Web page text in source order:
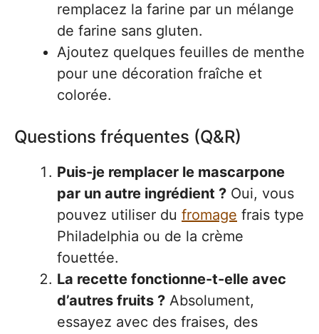
remplacez la farine par un mélange
de farine sans gluten.
Ajoutez quelques feuilles de menthe
pour une décoration fraîche et
colorée.
Questions fréquentes (Q&R)
Puis-je remplacer le mascarpone
par un autre ingrédient ? Oui, vous
pouvez utiliser du fromage frais type
Philadelphia ou de la crème
fouettée.
La recette fonctionne-t-elle avec
d’autres fruits ? Absolument,
essayez avec des fraises, des